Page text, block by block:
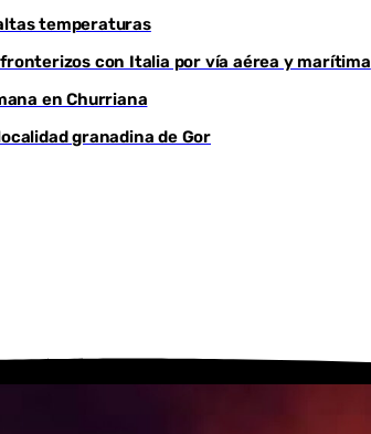
temperaturas
con Italia por vía aérea y marítima
en Churriana
granadina de Gor